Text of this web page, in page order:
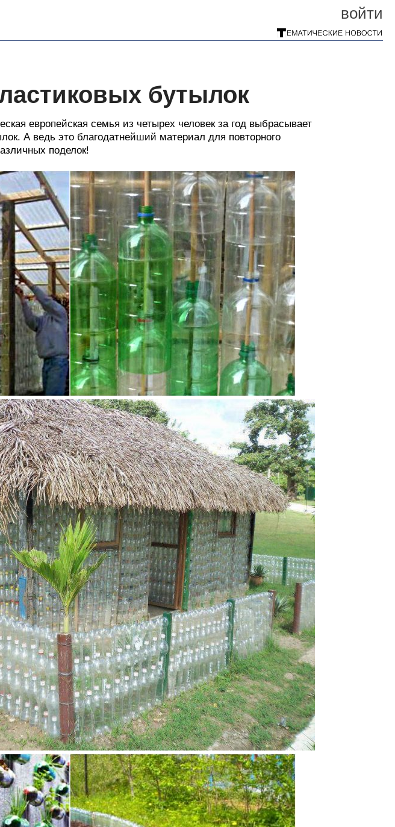
войти
бутылок
европейская семья из четырех человек за год выбрасывает
А ведь это благодатнейший материал для повторного
поделок!